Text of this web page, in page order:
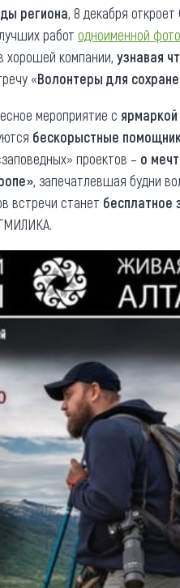
информация
прославившие Алтай
и буклеты
региона, 8 декабря
работ одноименной
хорошей компании, узнавая
«Волонтеры для
мероприятие с
бескорыстные
проектов – о
, запечатлевшая будни
встречи станет бесплатное